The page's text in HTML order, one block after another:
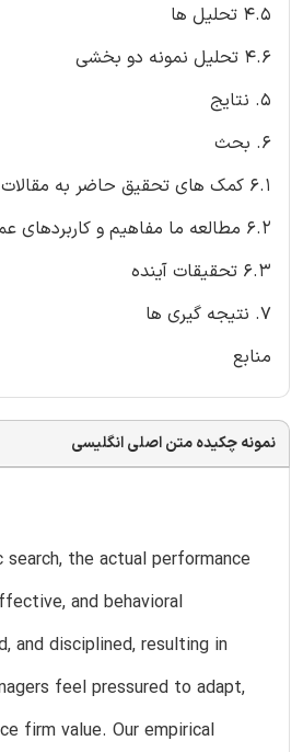
4.5 تحلیل ها
4.6 تحلیل نمونه دو بخشی
5. نتایج
6. بحث
6.1 کمک های تحقیق حاضر به مقالات موجود
6.2 مطالعه ما مفاهیم و کاربردهای عملی نیز برای سازمان ها دارد.
6.3 تحقیقات آینده
7. نتیجه گیری ها
منابع
نمونه چکیده متن اصلی انگلیسی
the actual performance
and behavioral
and disciplined, resulting in
feel pressured to adapt,
firm value. Our empirical